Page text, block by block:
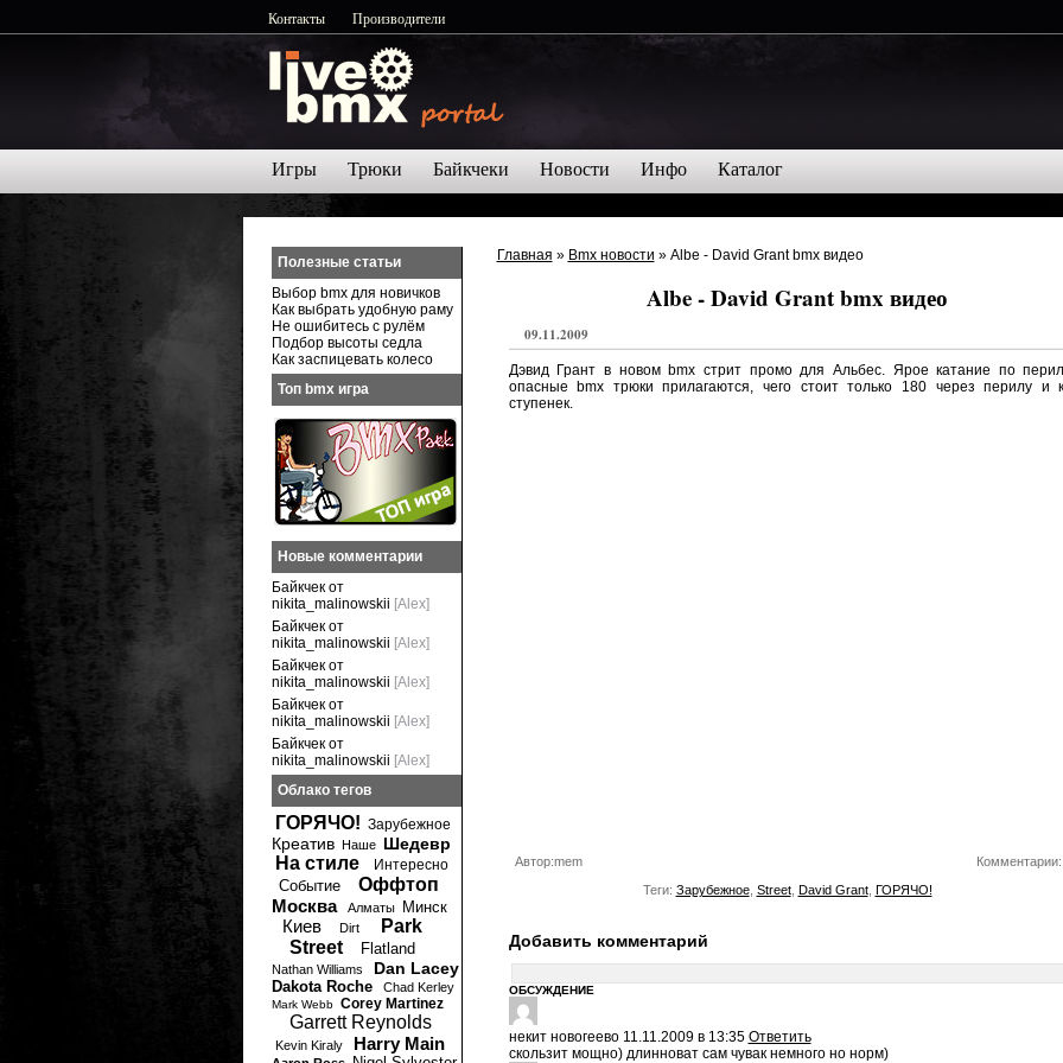
Контакты Производители
Игры Трюки Байкчеки Новости Инфо Каталог
Главная » Bmx новости » Albe - David Grant bmx видео
Albe - David Grant bmx видео
09.11.2009
Дэвид Грант в новом bmx стрит промо для Альбес. Ярое катание по
опасные bmx трюки прилагаются, чего стоит только 180 через перилу и
ступенек.
Автор:mem
Комментарии:
Теги: Зарубежное, Street, David Grant, ГОРЯЧО!
Добавить комментарий
ОБСУЖДЕНИЕ
некит новогеево 11.11.2009 в 13:35 Ответить
скользит мощно) длинноват сам чувак немного но норм)
Полезные статьи
Выбор bmx для новичков
Как выбрать удобную раму
Не ошибитесь с рулём
Подбор высоты седла
Как заспицевать колесо
Топ bmx игра
Новые комментарии
Байкчек от
nikita_malinowskii [Alex]
Байкчек от
nikita_malinowskii [Alex]
Байкчек от
nikita_malinowskii [Alex]
Байкчек от
nikita_malinowskii [Alex]
Байкчек от
nikita_malinowskii [Alex]
Облако тегов
ГОРЯЧО! Зарубежное
Креатив Наше Шедевр
На стиле Интересно
Событие
Оффтоп
Москва
Алматы Минск
Киев Dirt
Park
Street
Flatland
Nathan Williams Dan Lacey
Dakota Roche Chad Kerley
Mark Webb Corey Martinez
Garrett Reynolds
Kevin Kiraly Harry Main